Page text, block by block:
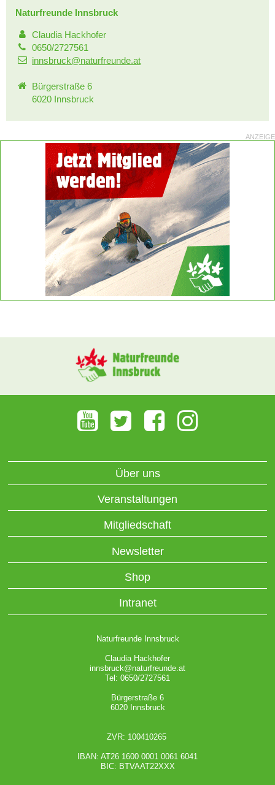
Naturfreunde Innsbruck
Claudia Hackhofer
0650/2727561
innsbruck@naturfreunde.at
Bürgerstraße 6
6020 Innsbruck
ANZEIGE
Über uns
Veranstaltungen
Mitgliedschaft
Newsletter
Shop
Intranet
Naturfreunde Innsbruck
Claudia Hackhofer
innsbruck@naturfreunde.at
Tel: 0650/2727561
Bürgerstraße 6
6020 Innsbruck
ZVR: 100410265
IBAN: AT26 1600 0001 0061 6041
BIC: BTVAAT22XXX